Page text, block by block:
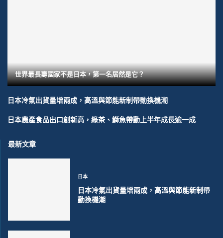
世界最長壽國家不是日本，第一名居然是它？
日本冷氣出貨量增兩成，高溫與節能新制帶動換機潮
日本農產食品出口創新高，綠茶、鰤魚帶動上半年成長逾一成
最新文章
日本
日本冷氣出貨量增兩成，高溫與節能新制帶
動換機潮